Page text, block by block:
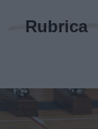
Rubrica